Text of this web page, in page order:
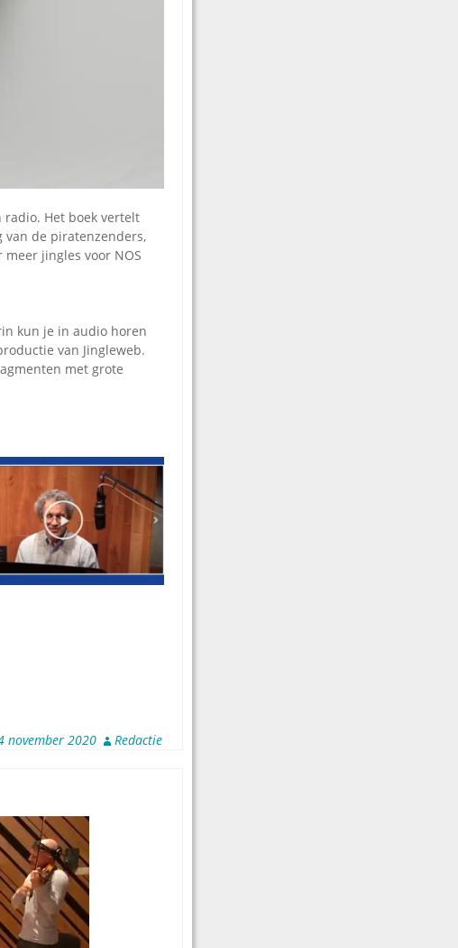
radio. Het boek vertelt
van de piratenzenders,
jingles voor NOS
kun je in audio horen
van Jingleweb.
met grote
november 2020 Redactie